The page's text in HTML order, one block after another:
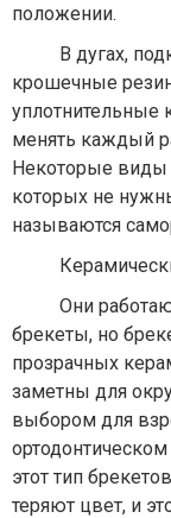
положении.
В дугах,
крошечные
уплотнительные
менять каждый
Некоторые виды
которых не
называются
Они работают
брекеты, но
прозрачных
заметны для
выбором для
этот тип
теряют цвет, и